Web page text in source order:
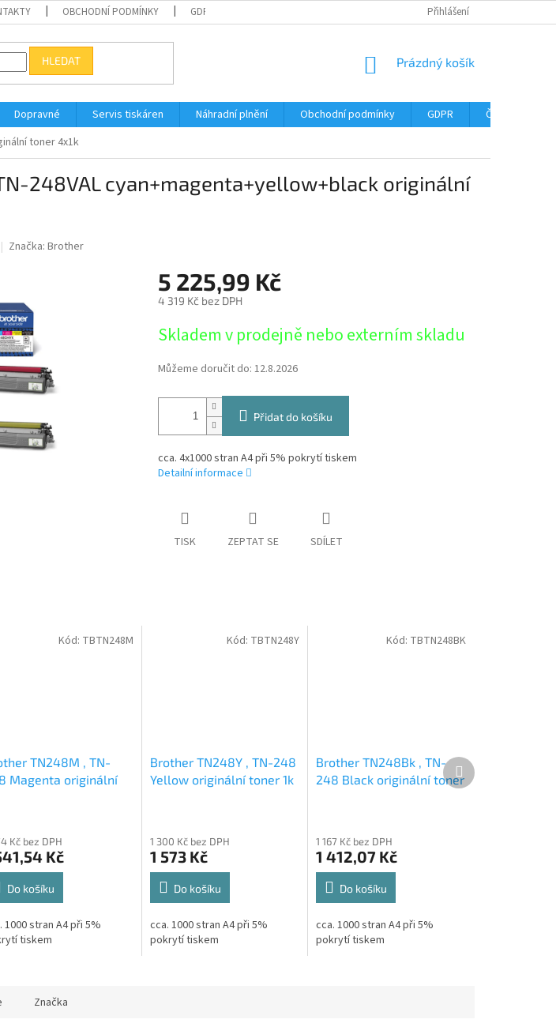
OBCHODNÍ PODMÍNKY GDPR SERVIS TISKÁREN
Přihlášení
HLEDAT
NÁKUPNÍ
Prázdný košík
Dopravné Servis tiskáren Náhradní plnění Obchodní podmínky GDPR
Časté dotazy
toner 4x1k
248VAL cyan+magenta+yellow+black originální
Značka: Brother
5 225,99 Kč
4 319 Kč bez DPH
cena:
Skladem v prodejně nebo externím skladu
Můžeme doručit do: 12.8.2026
Přidat do košíku
cca. 4x1000 stran A4 při 5% pokrytí tiskem
Detailní informace
TISK ZEPTAT SE SDÍLET
TN248M , TN-
Magenta originální
Kč bez DPH
Kč
Do košíku
1000 stran A4 při 5%
tiskem
Kód: TBTN248M
Brother TN248Y , TN-248
Yellow originální toner 1k
1 300 Kč bez DPH
1 573 Kč
Do košíku
cca. 1000 stran A4 při 5%
pokrytí tiskem
Kód: TBTN248Y
Brother TN248Bk , TN-
248 Black originální toner
1 167 Kč bez DPH
1 412,07 Kč
Do košíku
cca. 1000 stran A4 při 5%
pokrytí tiskem
Kód: TBTN248BK
Další
produkt
Značka